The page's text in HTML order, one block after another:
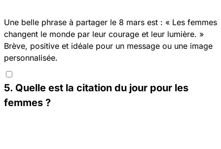
Une belle phrase à partager le 8 mars est : « Les femmes
changent le monde par leur courage et leur lumière. »
Brève, positive et idéale pour un message ou une image
personnalisée.
5. Quelle est la citation du jour pour les
femmes ?